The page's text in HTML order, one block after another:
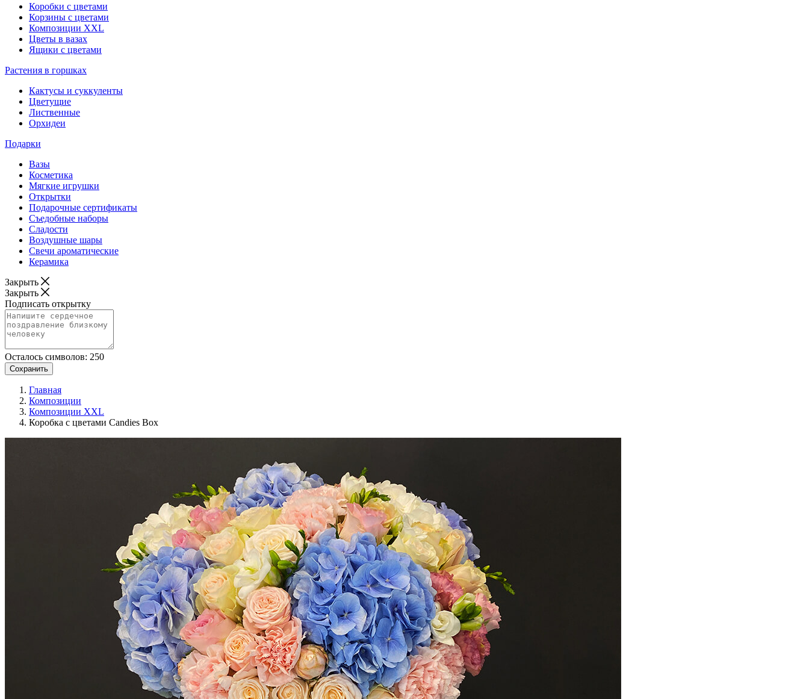
Коробки с цветами
Корзины с цветами
Композиции XXL
Цветы в вазах
Ящики с цветами
Растения в горшках
Кактусы и суккуленты
Цветущие
Лиственные
Орхидеи
Подарки
Вазы
Косметика
Мягкие игрушки
Открытки
Подарочные сертификаты
Съедобные наборы
Сладости
Воздушные шары
Свечи ароматические
Керамика
Закрыть
Закрыть
Подписать открытку
Осталось символов: 250
Сохранить
Главная
Композиции
Композиции XXL
Коробка с цветами Candies Box